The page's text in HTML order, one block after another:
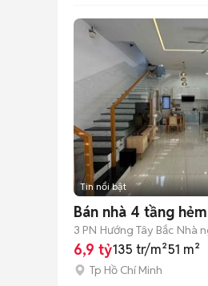
Tin nổi bật
Bán nhà 4 tầng
3 PN Hướng Tây Bắc Nhà
6,9 tỷ135 tr/m²51 m²
Tp Hồ Chí Minh